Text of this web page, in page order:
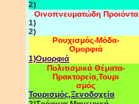
2)
Οινοπνευματώδη Προιόντα
1)
2)
Ρουχισμός-Μόδα-
Ομορφιά
1)Ομορφιά
Πολιτισμικά Θέματα-
Πρακτορεία,Τουρι
σμός
Τουρισμός,Ξενοδοχεία